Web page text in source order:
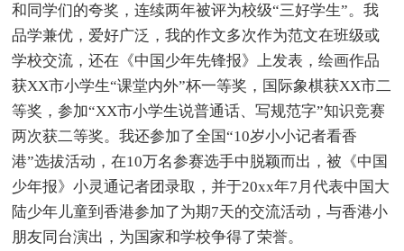
和同学们的夸奖，连续两年被评为校级“三好学生”。我
品学兼优，爱好广泛，我的作文多次作为范文在班级或
学校交流，还在《中国少年先锋报》上发表，绘画作品
获XX市小学生“课堂内外”杯一等奖，国际象棋获XX市二
等奖，参加“XX市小学生说普通话、写规范字”知识竞赛
两次获二等奖。我还参加了全国“10岁小小记者看香
港”选拔活动，在10万名参赛选手中脱颖而出，被《中国
少年报》小灵通记者团录取，并于20xx年7月代表中国大
陆少年儿童到香港参加了为期7天的交流活动，与香港小
朋友同台演出，为国家和学校争得了荣誉。